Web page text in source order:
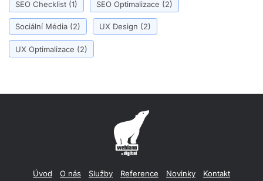
SEO Checklist (1) SEO Optimalizace (2)
Sociální Média (2) UX Design (2)
UX Optimalizace (2)
Úvod O nás Služby Reference Novinky Kontakt